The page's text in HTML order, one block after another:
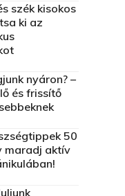
szék kisokos
ki az
nyáron? –
és frissítő
50
maradj aktív